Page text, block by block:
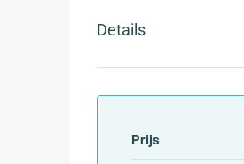
Details
Prijs